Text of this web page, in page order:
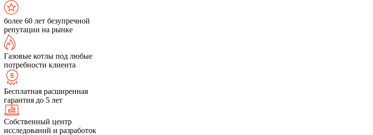
более 60 лет безупречной
репутации на рынке
Газовые котлы под любые
потребности клиента
Бесплатная расширенная
гарантия до 5 лет
Собственный центр
исследований и разработок